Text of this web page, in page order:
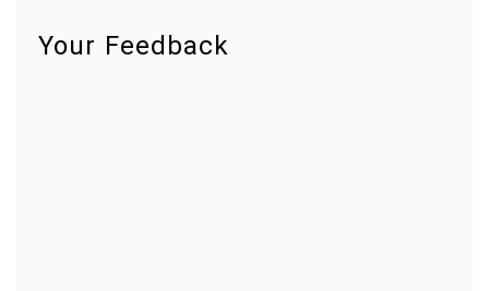
Your Feedback